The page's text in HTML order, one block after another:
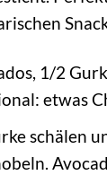
1/2
etwas
schälen